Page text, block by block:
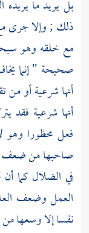
بل يريد ما
ذلك ; وإلا جرى مع
مع خلقه وهو
صحيحة " إنما
أنها شرعية أو من
أنها شرعية فقد
فعل محظورا وهو
صاحبها من ضعف
في الضلال كما
العمل وضعف
نفسا إلا وسعها